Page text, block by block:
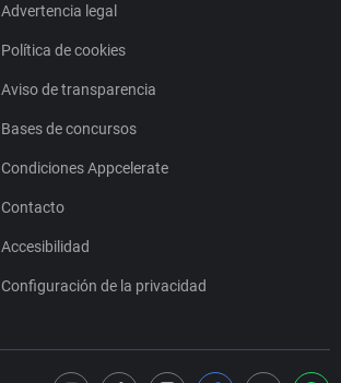
Advertencia legal
Política de cookies
Aviso de transparencia
Bases de concursos
Condiciones Appcelerate
Contacto
Accesibilidad
Configuración de la privacidad